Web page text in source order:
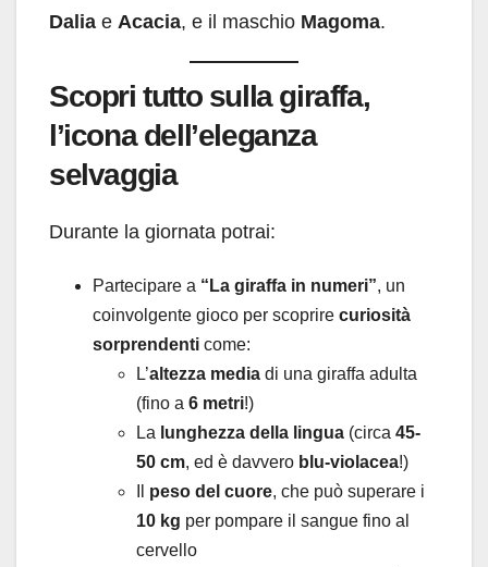
Dalia e Acacia, e il maschio Magoma.
Scopri tutto sulla giraffa,
l’icona dell’eleganza
selvaggia
Durante la giornata potrai:
Partecipare a “La giraffa in numeri”, un
coinvolgente gioco per scoprire curiosità
sorprendenti come:
L’altezza media di una giraffa adulta
(fino a 6 metri!)
La lunghezza della lingua (circa 45-
50 cm, ed è davvero blu-violacea!)
peso del cuore, che può superare i
10 kg per pompare il sangue fino al
cervello